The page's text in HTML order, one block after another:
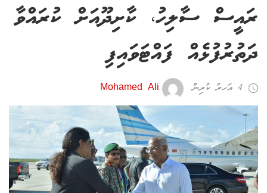
ރައީސް ސާލިހު، ކާށިދޫއަށް ކުރައްވާ
ދަތުރުފުޅެއް ފައްޓަވައިފި
4 އަހރު ކުރިން Mohamed Ali